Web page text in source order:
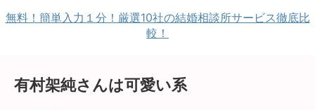
無料！簡単入力１分！厳選10社の結婚相談所サービス徹底比
較！
有村架純さんは可愛い系